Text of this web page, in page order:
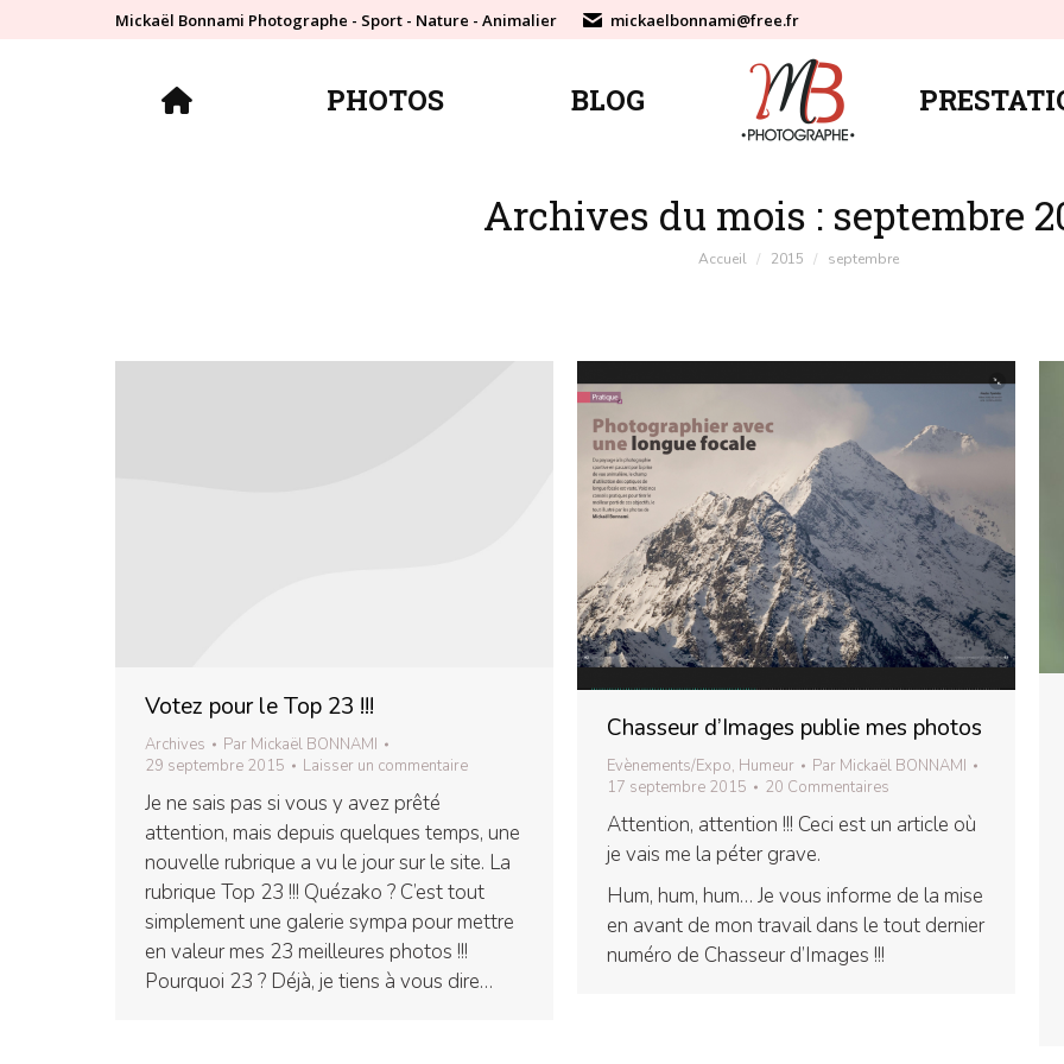
Mickaël Bonnami Photographe - Sport - Nature - Animalier mickaelbonnami@free.fr
PHOTOS BLOG
Archives du mois : septembre
Vous êtes ici :
Accueil 2015 septembre
Votez pour le Top 23 !!!
Archives Par Mickaël BONNAMI
29 septembre 2015
Laisser un commentaire
Je ne sais pas si vous y avez prêté
attention, mais depuis quelques temps, une
nouvelle rubrique a vu le jour sur le site. La
rubrique Top 23 !!! Quézako ? C’est tout
simplement une galerie sympa pour mettre
en valeur mes 23 meilleures photos !!!
Pourquoi 23 ? Déjà, je tiens à vous dire…
Chasseur d’Images publie mes photos
Evènements/Expo, Humeur Par Mickaël BONNAMI
17 septembre 2015
20 Commentaires
Attention, attention !!! Ceci est un article où
je vais me la péter grave.
Hum, hum, hum… Je vous informe de la mise
en avant de mon travail dans le tout dernier
numéro de Chasseur d’Images !!!